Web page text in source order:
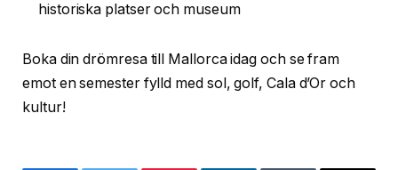
historiska platser och museum
Boka din drömresa till Mallorca idag och se fram
emot en semester fylld med sol, golf, Cala d’Or och
kultur!